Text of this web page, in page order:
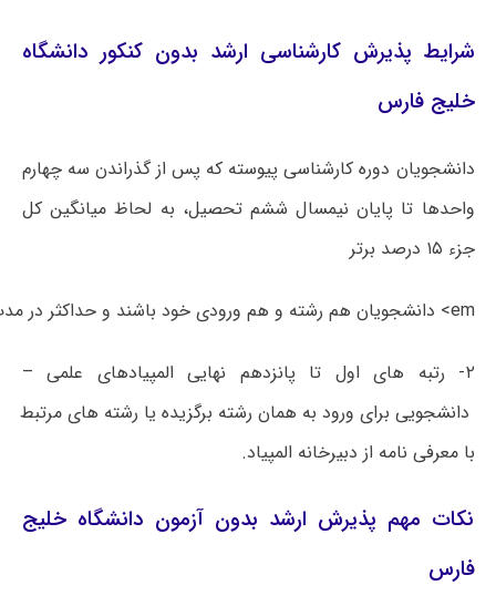
شرایط پذیرش کارشناسی ارشد بدون کنکور دانشگاه
خلیج فارس
دانشجویان دوره کارشناسی پیوسته که پس از گذراندن سه چهارم
واحدها تا پایان نیمسال ششم تحصیل، به لحاظ میانگین کل
جزء ۱۵ درصد برتر
em> دانشجویان هم رشته و هم ورودی خود باشند و حداکثر در مدت هشت نیمسال تحصیلی دانش آموخته شوند.
۲- رتبه های اول تا پانزدهم نهایی المپیادهای علمی –
دانشجویی برای ورود به همان رشته برگزیده یا رشته های مرتبط
با معرفی نامه از دبیرخانه المپیاد.
نکات مهم پذیرش ارشد بدون آزمون دانشگاه خلیج
فارس